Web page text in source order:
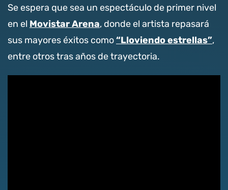
Se espera que sea un espectáculo de primer nivel
en elMovistar Arena, donde el artista repasará
sus mayores éxitos como“Lloviendo estrellas”,
entre otros tras años de trayectoria.